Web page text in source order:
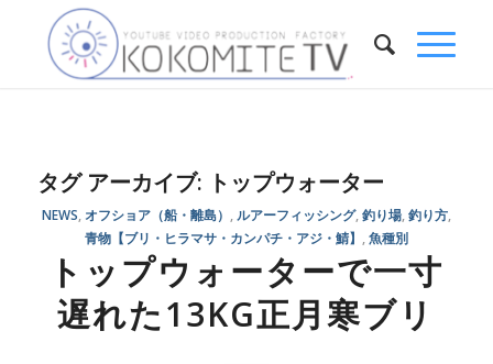
タグ アーカイブ: トップウォーター
NEWS オフショア（船・離島） ルアーフィッシング, 釣り場, 釣り方,
青物【ブリ・ヒラマサ・カンパチ・アジ・鯖】
魚種別
トップウォーターで一寸
遅れた13KG正月寒ブリ